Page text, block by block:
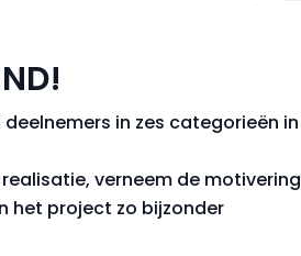
in zes categorieën in
verneem de motivering
het project zo bijzonder